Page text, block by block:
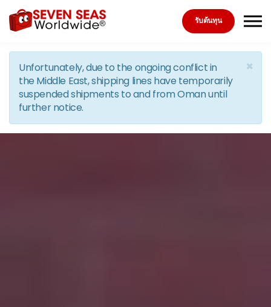
Skip to the content
รับต้นทุน
×
Unfortunately, due to the ongoing conflict in
the Middle East, shipping lines have temporarily
suspended shipments to and from Oman until
further notice.